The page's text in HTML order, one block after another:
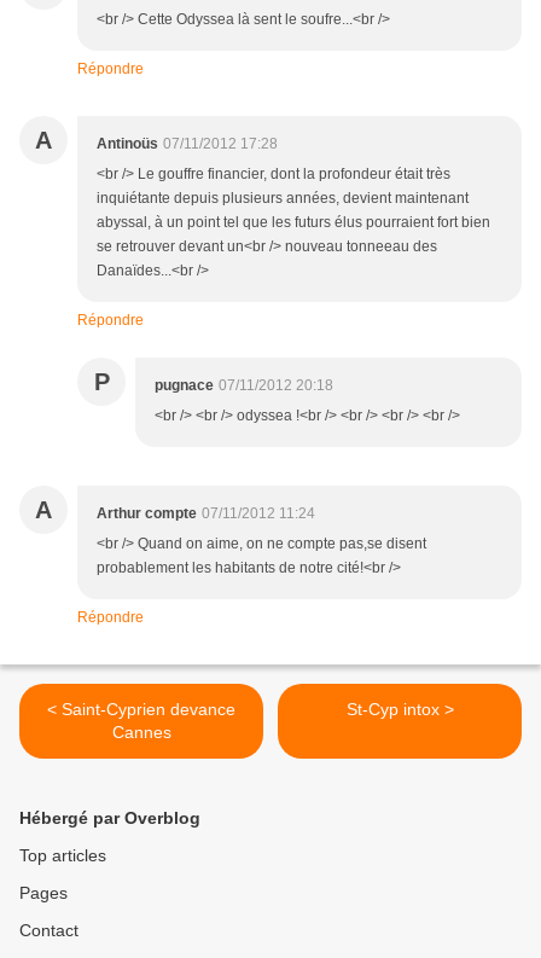
<br /> Cette Odyssea là sent le soufre...<br />
Répondre
A Antinoüs 07/11/2012 17:28
<br /> Le gouffre financier, dont la profondeur était très
inquiétante depuis plusieurs années, devient maintenant
abyssal, à un point tel que les futurs élus pourraient fort bien
se retrouver devant un<br /> nouveau tonneeau des
Danaïdes...<br />
Répondre
P pugnace 07/11/2012 20:18
<br /> <br /> odyssea !<br /> <br /> <br /> <br />
A Arthur compte 07/11/2012 11:24
<br /> Quand on aime, on ne compte pas,se disent
probablement les habitants de notre cité!<br />
Répondre
< Saint-Cyprien devance
Cannes
St-Cyp intox >
Hébergé par Overblog
Top articles
Pages
Contact